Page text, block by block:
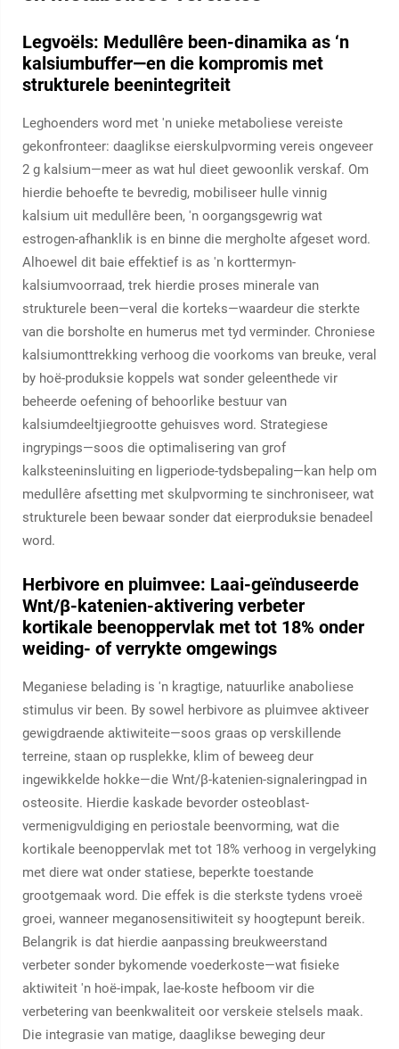
Legvoëls: Medullêre been-dinamika as ‘n
kalsiumbuffer—en die kompromis met
strukturele beenintegriteit
Leghoenders word met 'n unieke metaboliese vereiste
gekonfronteer: daaglikse eierskulpvorming vereis ongeveer
2 g kalsium—meer as wat hul dieet gewoonlik verskaf. Om
hierdie behoefte te bevredig, mobiliseer hulle vinnig
kalsium uit medullêre been, 'n oorgangsgewrig wat
estrogen-afhanklik is en binne die mergholte afgeset word.
Alhoewel dit baie effektief is as 'n korttermyn-
kalsiumvoorraad, trek hierdie proses minerale van
strukturele been—veral die korteks—waardeur die sterkte
van die borsholte en humerus met tyd verminder. Chroniese
kalsiumonttrekking verhoog die voorkoms van breuke, veral
by hoë-produksie koppels wat sonder geleenthede vir
beheerde oefening of behoorlike bestuur van
kalsiumdeeltjiegrootte gehuisves word. Strategiese
ingrypings—soos die optimalisering van grof
kalksteeninsluiting en ligperiode-tydsbepaling—kan help om
medullêre afsetting met skulpvorming te sinchroniseer, wat
strukturele been bewaar sonder dat eierproduksie benadeel
word.
Herbivore en pluimvee: Laai-geïnduseerde
Wnt/β-katenien-aktivering verbeter
kortikale beenoppervlak met tot 18% onder
weiding- of verrykte omgewings
Meganiese belading is 'n kragtige, natuurlike anaboliese
stimulus vir been. By sowel herbivore as pluimvee aktiveer
gewigdraende aktiwiteite—soos graas op verskillende
terreine, staan op rusplekke, klim of beweeg deur
ingewikkelde hokke—die Wnt/β-katenien-signaleringpad in
osteosite. Hierdie kaskade bevorder osteoblast-
vermenigvuldiging en periostale beenvorming, wat die
kortikale beenoppervlak met tot 18% verhoog in vergelyking
met diere wat onder statiese, beperkte toestande
grootgemaak word. Die effek is die sterkste tydens vroeë
groei, wanneer meganosensitiwiteit sy hoogtepunt bereik.
Belangrik is dat hierdie aanpassing breukweerstand
verbeter sonder bykomende voederkoste—wat fisieke
aktiwiteit 'n hoë-impak, lae-koste hefboom vir die
verbetering van beenkwaliteit oor verskeie stelsels maak.
Die integrasie van matige, daaglikse beweging deur